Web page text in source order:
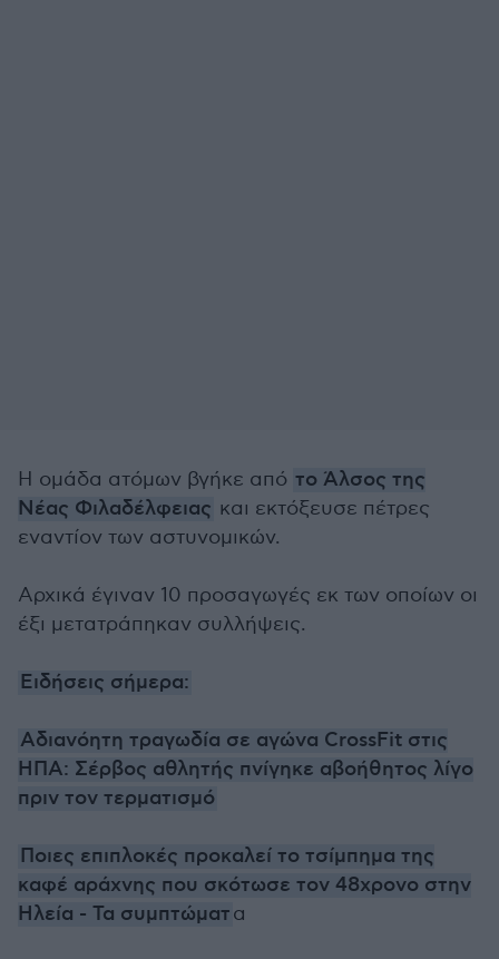
Η ομάδα ατόμων βγήκε από το Άλσος της
Νέας Φιλαδέλφειας και εκτόξευσε πέτρες
εναντίον των αστυνομικών.
Αρχικά έγιναν 10 προσαγωγές εκ των οποίων οι
έξι μετατράπηκαν συλλήψεις.
Ειδήσεις σήμερα:
Αδιανόητη τραγωδία σε αγώνα CrossFit στις
ΗΠΑ: Σέρβος αθλητής πνίγηκε αβοήθητος λίγο
πριν τον τερματισμό
Ποιες επιπλοκές προκαλεί το τσίμπημα της
καφέ αράχνης που σκότωσε τον 48χρονο στην
Ηλεία - Τα συμπτώματα